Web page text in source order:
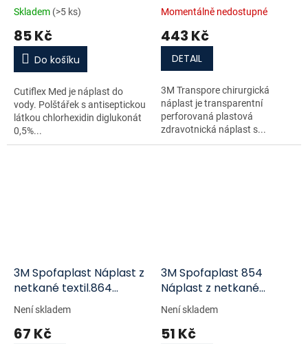
Skladem (>5 ks)
85 Kč
Do košíku
Cutiflex Med je náplast do
vody. Polštářek s antiseptickou
látkou chlorhexidin diglukonát
0,5%...
2.5cmx9.1m 12ks
Momentálně nedostupné
443 Kč
DETAIL
3M Transpore chirurgická
náplast je transparentní
perforovaná plastová
zdravotnická náplast s...
3M Spofaplast Náplast z
netkané textil.864
1mx8cm
Není skladem
67 Kč
3M Spofaplast 854
Náplast z netkané
textílie 1 m x 6 cm
Není skladem
51 Kč